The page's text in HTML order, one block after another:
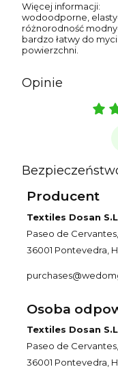
Więcej informacji:
wodoodporne,
różnorodność
bardzo łatwy do
powierzchni.
Opinie
Producent
Textiles Dosan
Paseo de Cervantes,
36001 Pontevedra,
Osoba
Textiles Dosan
Paseo de Cervantes,
36001 Pontevedra,